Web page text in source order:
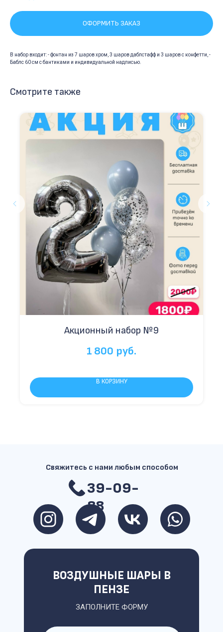
ОФОРМИТЬ ЗАКАЗ
В набор входит: - фонтан из 7 шаров хром, 3 шаров даблстафф и 3 шаров с конфетти, -
Баблс 60 см с бантиками и индивидуальной надписью.
Смотрите также
Акционный набор №9
1 800 руб.
В КОРЗИНУ
39-09-
88
ЗАПОЛНИТЕ ФОРМУ
ВОЗДУШНЫЕ ШАРЫ В
ПЕНЗЕ
Свяжитесь с нами любым способом